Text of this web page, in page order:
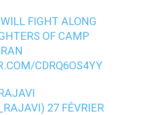
WILL FIGHT ALONG
OF CAMP
CDRQ6OS4YY
27 FÉVRIER